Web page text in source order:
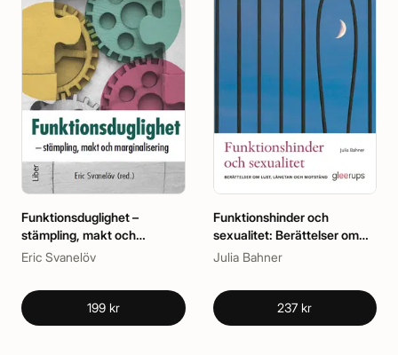
Funktionsduglighet –
stämpling, makt och
marginalisering
Eric Svanelöv
199 kr
Funktionshinder och
sexualitet: Berättelser om
lust, längtan och motstånd
Julia Bahner
237 kr